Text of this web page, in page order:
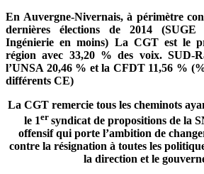
En Auvergne-Nivernais, à périmètre
dernières élections de 2014
Ingénierie en moins) La CGT est le
région avec 33,20 % des voix. SUD-
l’UNSA 20,46 % et la CFDT 11,56 %
différents CE)
La CGT remercie tous les cheminots
le 1er syndicat de propositions de la
offensif qui porte l’ambition de
contre la résignation à toutes les
la direction et le